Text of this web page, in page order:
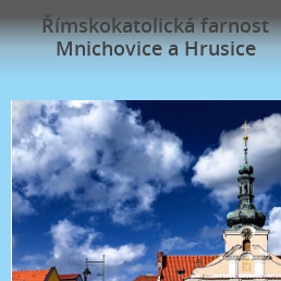
Římskokatolická farnost
Mnichovice a Hrusice